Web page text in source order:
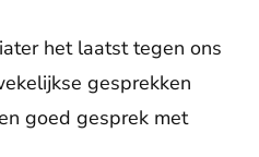
het laatst tegen ons
gesprekken
goed gesprek met